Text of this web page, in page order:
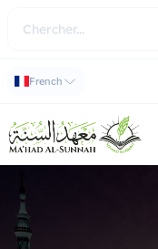
French